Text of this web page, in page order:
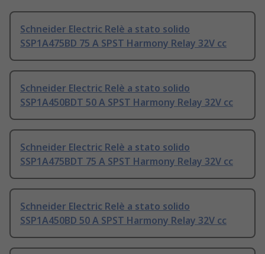
Schneider Electric Relè a stato solido
SSP1A475BD 75 A SPST Harmony Relay 32V cc
Schneider Electric Relè a stato solido
SSP1A450BDT 50 A SPST Harmony Relay 32V cc
Schneider Electric Relè a stato solido
SSP1A475BDT 75 A SPST Harmony Relay 32V cc
Schneider Electric Relè a stato solido
SSP1A450BD 50 A SPST Harmony Relay 32V cc